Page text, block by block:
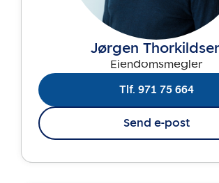
Jørgen
Eiendomsmegler
Tlf. 971 75 664
Send e-post